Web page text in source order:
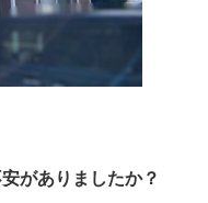
がありましたか？